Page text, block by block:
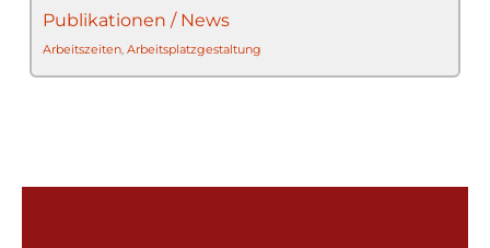
Publikationen / News
Arbeitszeiten, Arbeitsplatzgestaltung